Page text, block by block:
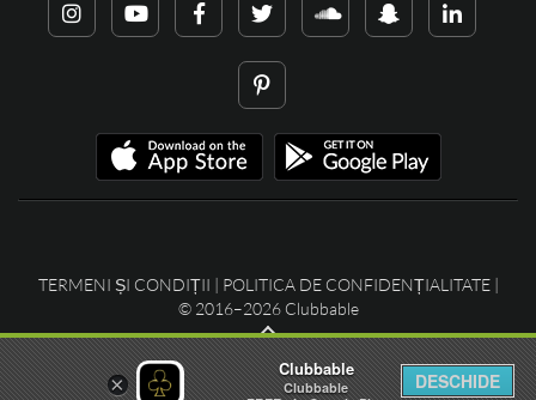
TERMENI ȘI CONDIȚII | POLITICA DE CONFIDENȚIALITATE|
© 2016–2026 Clubbable
×
Clubbable
Clubbable
DESCHIDE